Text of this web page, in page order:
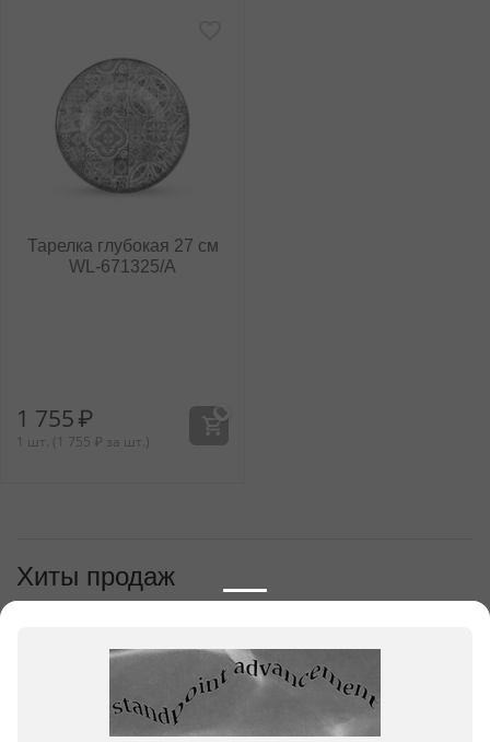
Тарелка глубокая 27 см
WL‑671325/A
1 755₽
1 шт. ( 1 755 ₽ за шт.)
Хиты продаж
WL‑671312/A
2 174